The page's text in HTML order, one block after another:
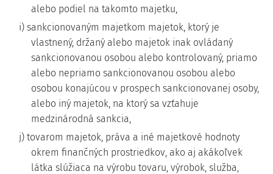
alebo podiel na takomto majetku,
i) sankcionovaným majetkom majetok, ktorý je
vlastnený, držaný alebo majetok inak ovládaný
sankcionovanou osobou alebo kontrolovaný, priamo
alebo nepriamo sankcionovanou osobou alebo
osobou konajúcou v prospech sankcionovanej osoby,
alebo iný majetok, na ktorý sa vzťahuje
medzinárodná sankcia,
j) tovarom majetok, práva a iné majetkové hodnoty
okrem finančných prostriedkov, ako aj akákoľvek
látka slúžiaca na výrobu tovaru, výrobok, služba,